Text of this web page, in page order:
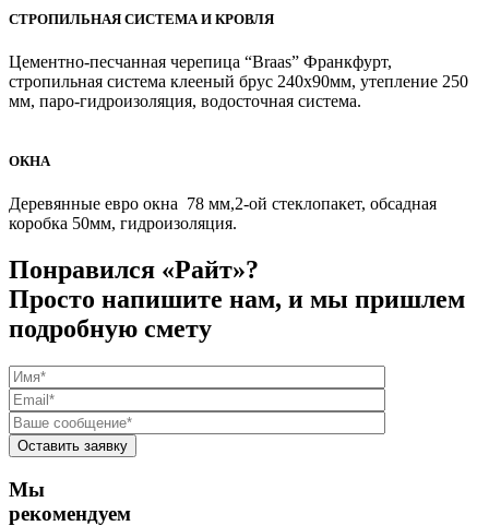
СТРОПИЛЬНАЯ СИСТЕМА И КРОВЛЯ
Цементно-песчанная черепица “Braas” Франкфурт,
стропильная система клееный брус 240х90мм, утепление 250
мм, паро-гидроизоляция, водосточная система.
ОКНА
Деревянные евро окна 78 мм,2-ой стеклопакет, обсадная
коробка 50мм, гидроизоляция.
Понравился «Райт»?
Просто напишите нам, и мы пришлем
подробную смету
Мы
рекомендуем